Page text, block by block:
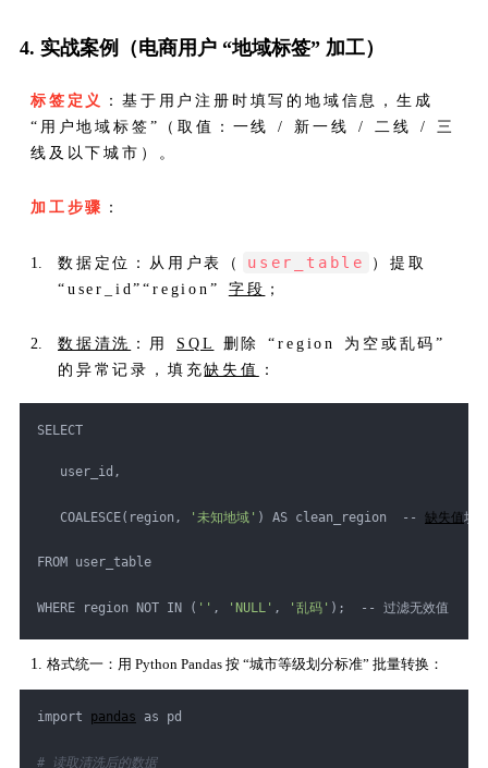
4. 实战案例（电商用户 “地域标签” 加工）
标签定义
：基于用户注册时填写的地域信息，生成
“用户地域标签”（取值：一线 / 新一线 / 二线 / 三
线及以下城市）。
加工步骤 ：
数据定位：从用户表（ user_table
）提取
“user_id”“region” 字段 ；
数据清洗 ：用 SQL
删除 “region 为空或乱码”
的异常记录，填充缺失值 ：
SELECT
user_id,
COALESCE(region, '未知地域' ) AS clean_region  -- 缺失值填
FROM user_table
WHERE region NOT IN ( '' , 'NULL' , '乱码' );  -- 过滤无效值
格式统一：用 Python Pandas 按 “城市等级划分标准” 批量转换：
import pandas as pd
# 读取清洗后的数据